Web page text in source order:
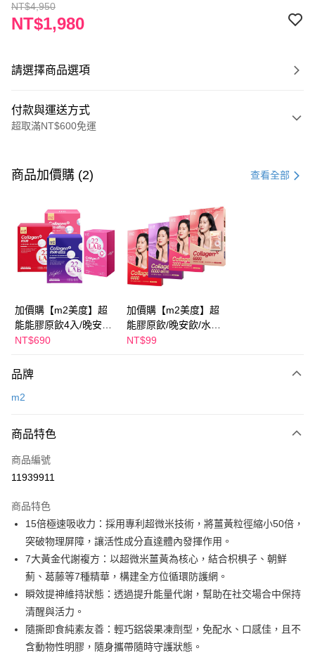
NT$4,950
NT$1,980
請選擇商品選項
付款與運送方式
超取滿NT$600免運
信用卡一次付款
LINE Pay
Apple Pay
街口支付
悠遊付
Google Pay
AFTEE先享後付
相關說明
AFTEE先享後付是「在收到商品之後才付款」的支付方式。 讓您購物簡單
便利好安心！
２．便利：只要手機號碼，簡訊認證，即可結帳。
３．安心：先確認商品／服務後，再付款。
【「AFTEE先享後付」結帳流程】
結帳頁面，進行簡訊認證並確認金額後，即可完成結帳。
２．訂單成立數日內，您將收到繳費通知簡訊。
３．收到繳費通知簡訊後14天內，點擊此簡訊中的連結，可透過四大超商／
ATM／網路銀行／等多元方式進行付款，方視為交易完成。
※ 請注意：結帳手續完成當下不需立刻繳費，但若您需要取消訂單，請聯絡
購買商品的店家。未經商家同意取消之訂單仍視為有效，需透過AFTEE先享
※ 交易是否成功請以「AFTEE先享後付 」之結帳頁面顯示為準，若有關於
是否繳費成功／繳費後需取消欲退款等相關疑問，請聯繫「AFTEE先享後付
客戶支援中心」https://netprotections.freshdesk.com/support/home
運送方式
全家付款取貨
每筆NT$100，滿NT$600(含以上)免運費
付款後全家取貨
每筆NT$100，滿NT$600(含以上)免運費
萊爾富取貨付款
每筆NT$100，滿NT$600(含以上)免運費
付款後萊爾富取貨
每筆NT$100，滿NT$600(含以上)免運費
商品加價購 (2) 查看全部
加價購【m2美度】超
能能膠原飲4入/晚安飲
4入/水光飲4入/新生飲
盒)
NT$690
加價購【m2美度】超
能膠原飲/晚安飲/水光
飲/新生飲-孫藝珍推薦
NT$99
品牌
m2
商品特色
商品編號
11939911
商品特色
15倍極速吸收力：採用專利超微米技術，將薑黃粒徑縮小50倍，
突破物理屏障，讓活性成分直達體內發揮作用。
7大黃金代謝複方：以超微米薑黃為核心，結合枳椇子、朝鮮
薊、葛藤等7種精華，構建全方位循環防護網。
瞬效提神維持狀態：透過提升能量代謝，幫助在社交場合中保持
清醒與活力。
隨撕即食純素友善：輕巧鋁袋果凍劑型，免配水、口感佳，且不
含動物性明膠，隨身攜帶隨時守護狀態。